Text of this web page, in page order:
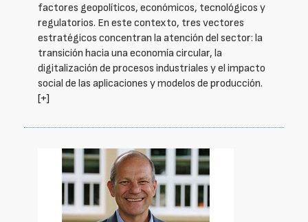
factores geopolíticos, económicos, tecnológicos y
regulatorios. En este contexto, tres vectores
estratégicos concentran la atención del sector: la
transición hacia una economía circular, la
digitalización de procesos industriales y el impacto
social de las aplicaciones y modelos de producción.
[+]